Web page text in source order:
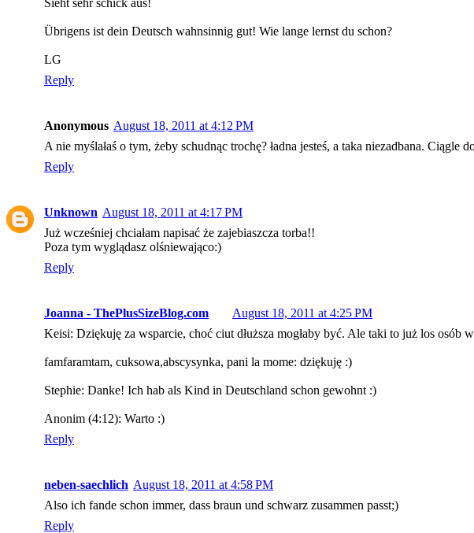
Sieht sehr schick aus!
Übrigens ist dein Deutsch wahnsinnig gut! Wie lange lernst du schon?
LG
Reply
Anonymous August 18, 2011 at 4:12 PM
A nie myślałaś o tym, żeby schudnąc trochę? ładna jesteś, a taka niezadbana.
Reply
Unknown August 18, 2011 at 4:17 PM
Już wcześniej chciałam napisać że zajebiaszcza torba!!
Poza tym wyglądasz olśniewająco:)
Reply
Joanna - ThePlusSizeBlog.com
August 18, 2011 at 4:25 PM
Keisi: Dziękuję za wsparcie, choć ciut dłuższa mogłaby być. Ale taki to już los osób
famfaramtam, cuksowa,abscysynka, pani la mome: dziękuję :)
Stephie: Danke! Ich hab als Kind in Deutschland schon gewohnt :)
Anonim (4:12): Warto :)
Reply
neben-saechlich August 18, 2011 at 4:58 PM
Also ich fande schon immer, dass braun und schwarz zusammen passt;)
Reply